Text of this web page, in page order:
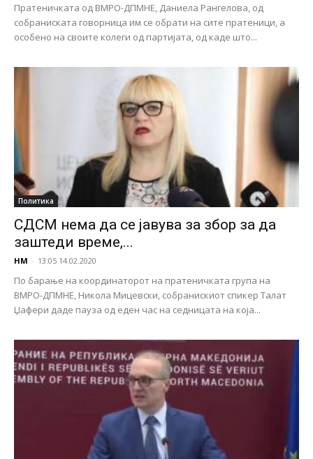
Пратеничката од ВМРО-ДПМНЕ, Даниела Рангелова, од
собраниската говорница им се обрати на сите пратеници, а
особено на своите колеги од партијата, од каде што...
Политика
СДСМ нема да се јавува за збор за да
заштеди време,...
НМ - 13:05 14.02.2020
По барање на координаторот на пратеничката група на
ВМРО-ДПМНЕ, Никола Мицевски, собранискиот спикер Талат
Џафери даде пауза од еден час на седницата на која...